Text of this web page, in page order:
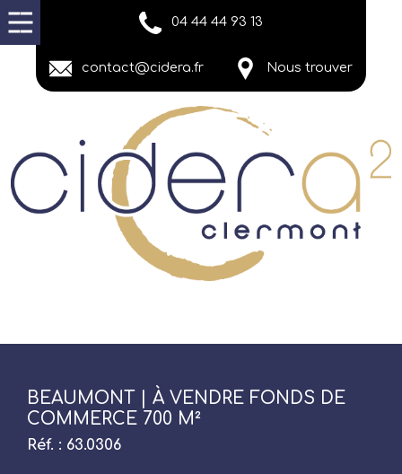
04 44 44 93 13
contact@cidera.fr Nous trouver
BEAUMONT | À VENDRE FONDS DE
COMMERCE 700 M²
Réf. : 63.0306